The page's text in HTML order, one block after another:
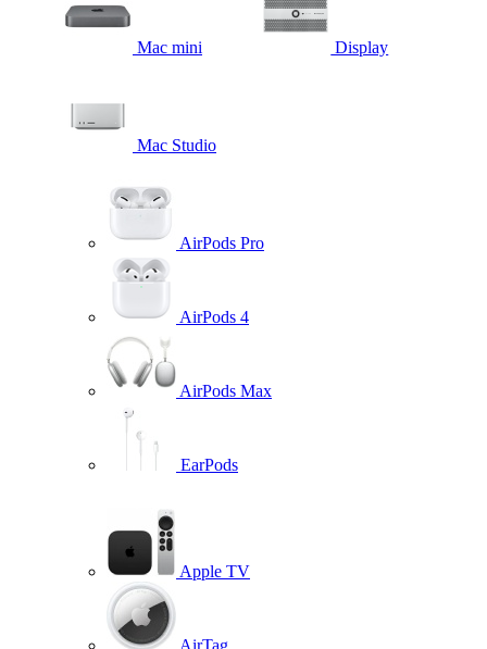
Mac mini Display
Mac Studio
AirPods Pro
AirPods 4
AirPods Max
EarPods
Apple TV